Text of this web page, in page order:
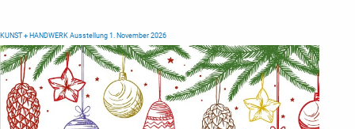
KUNST + HANDWERK Ausstellung 1. November 2026